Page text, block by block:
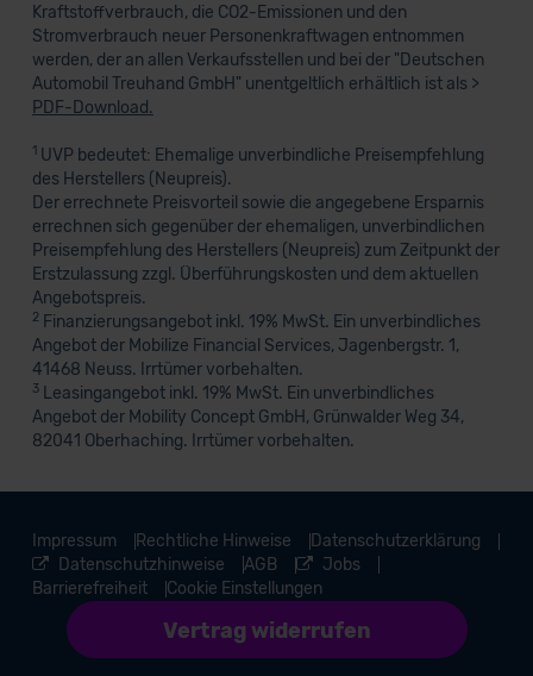
Kraftstoffverbrauch, die CO2-Emissionen und den
Stromverbrauch neuer Personenkraftwagen entnommen
werden, der an allen Verkaufsstellen und bei der "Deutschen
Automobil Treuhand GmbH" unentgeltlich erhältlich ist als >
PDF-Download.
1UVP bedeutet: Ehemalige unverbindliche Preisempfehlung
des Herstellers (Neupreis).
Der errechnete Preisvorteil sowie die angegebene Ersparnis
errechnen sich gegenüber der ehemaligen, unverbindlichen
Preisempfehlung des Herstellers (Neupreis) zum Zeitpunkt der
Erstzulassung zzgl. Überführungskosten und dem aktuellen
Angebotspreis.
2 Finanzierungsangebot inkl. 19% MwSt. Ein unverbindliches
Angebot der Mobilize Financial Services, Jagenbergstr. 1,
41468 Neuss. Irrtümer vorbehalten.
3Leasingangebot inkl. 19% MwSt. Ein unverbindliches
Angebot der Mobility Concept GmbH, Grünwalder Weg 34,
82041 Oberhaching. Irrtümer vorbehalten.
Impressum Rechtliche Hinweise
Datenschutzerklärung
Datenschutzhinweise
AGB
Jobs
Barrierefreiheit
Vertrag widerrufen
Cookie Einstellungen